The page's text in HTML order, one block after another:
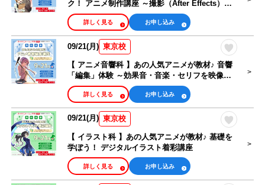
ク！ アニメ制作講座 ～撮影（After Effects）編
～
お申し込み
詳しく見る
09/21(月) 東京校
【 アニメ音響科 】あの人気アニメが教材♪ 音響
「編集」体験 ～効果音・音楽・セリフを映像に
合わせよう～
お申し込み
詳しく見る
09/21(月) 東京校
【 イラスト科 】あの人気アニメが教材♪ 基礎を
学ぼう！ デジタルイラスト着彩講座
お申し込み
詳しく見る